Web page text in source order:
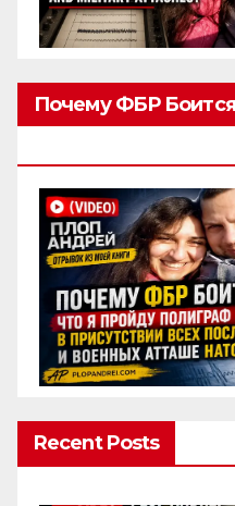
Почему ФБР
Recent Posts